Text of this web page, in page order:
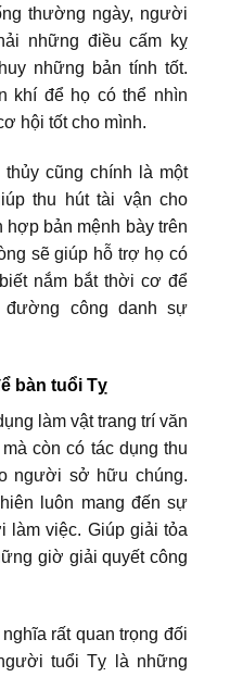
thường ngày, người
những điều cấm kỵ
những bản tính tốt.
khí để họ có thể nhìn
hội tốt cho mình.
cũng chính là một
thu hút tài vận cho
bản mệnh bày trên
sẽ giúp hỗ trợ họ có
nắm bắt thời cơ để
công danh sự
bàn tuổi Tỵ
làm vật trang trí văn
còn có tác dụng thu
người sở hữu chúng.
luôn mang đến sự
làm việc. Giúp giải tỏa
giờ giải quyết công
rất quan trọng đối
tuổi Tỵ là những